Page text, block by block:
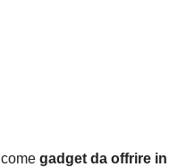
gadget da offrire